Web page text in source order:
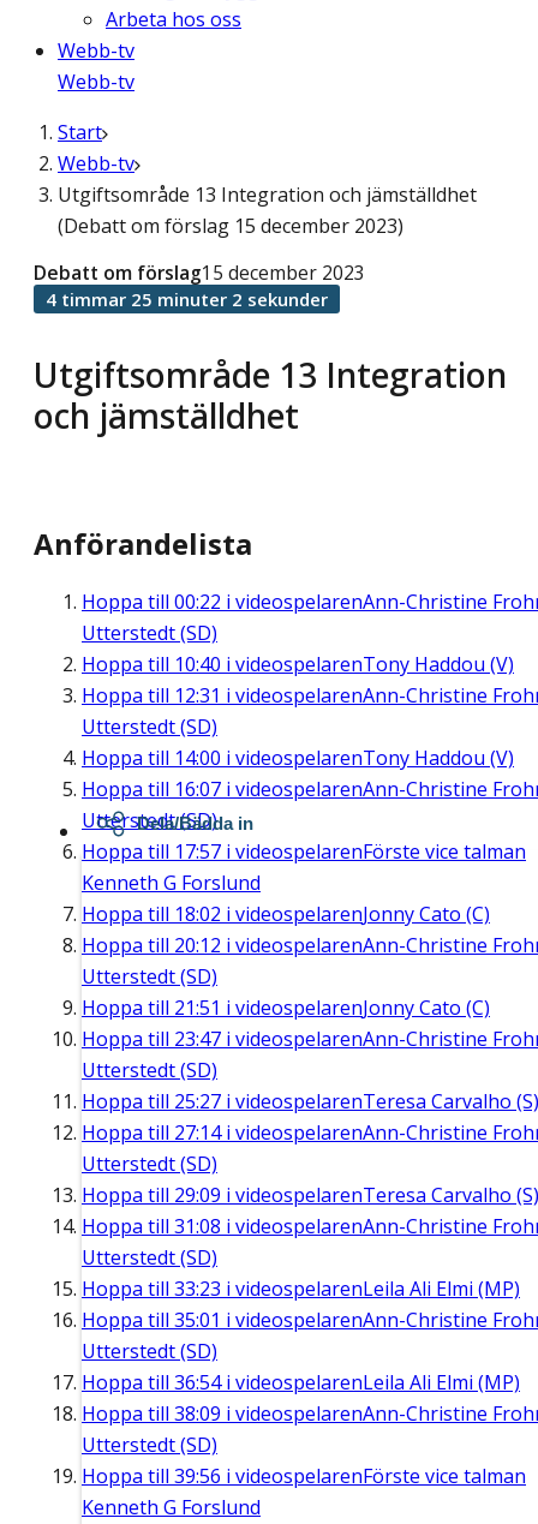
Arbeta hos oss
Webb-tv
Webb-tv
Start
Webb-tv
Utgiftsområde 13 Integration och jämställdhet
(Debatt om förslag 15 december 2023)
Utgiftsområde 13 Integration
och jämställdhet
Debatt om förslag15 december 2023
4 timmar 25 minuter 2 sekunder
Anförandelista
Hoppa till 00:22 i videospelarenAnn-Christine
Utterstedt (SD)
Hoppa till 10:40 i videospelarenTony Haddou (V)
Hoppa till 12:31 i videospelarenAnn-Christine
Utterstedt (SD)
Hoppa till 14:00 i videospelarenTony Haddou (V)
Hoppa till 16:07 i videospelarenAnn-Christine
Utterstedt (SD)
Hoppa till 17:57 i videospelarenFörste vice talman
Kenneth G Forslund
Hoppa till 18:02 i videospelarenJonny Cato (C)
Hoppa till 20:12 i videospelarenAnn-Christine
Utterstedt (SD)
Hoppa till 21:51 i videospelarenJonny Cato (C)
Hoppa till 23:47 i videospelarenAnn-Christine
Utterstedt (SD)
Hoppa till 25:27 i videospelarenTeresa Carvalho (S)
Hoppa till 27:14i videospelarenAnn-Christine
Utterstedt (SD)
Hoppa till 29:09 i videospelarenTeresa Carvalho (S)
Hoppa till 31:08 i videospelarenAnn-Christine
Utterstedt (SD)
Hoppa till 33:23 i videospelarenLeila Ali Elmi (MP)
Hoppa till 35:01 i videospelarenAnn-Christine
Utterstedt (SD)
Hoppa till 36:54i videospelarenLeila Ali Elmi (MP)
Hoppa till 38:09 i videospelarenAnn-Christine
Utterstedt (SD)
Hoppa till 39:56 i videospelarenFörste vice talman
Kenneth G Forslund
Dela/Bädda in